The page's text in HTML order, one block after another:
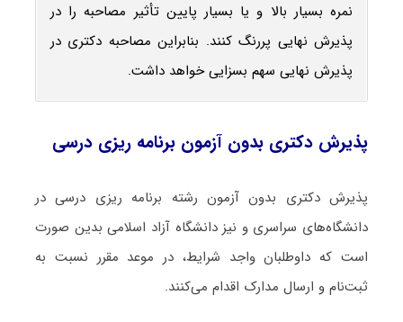
نمره بسیار بالا و یا بسیار پایین تأثیر مصاحبه را در
پذیرش نهایی پررنگ کنند. بنابراین مصاحبه دکتری در
پذیرش نهایی سهم بسزایی خواهد داشت.
پذیرش دکتری بدون آزمون برنامه ‌ریزی درسی
پذیرش دکتری بدون آزمون رشته برنامه ‌ریزی درسی در
دانشگاه‌های سراسری و نیز دانشگاه آزاد اسلامی بدین صورت
است که داوطلبان واجد شرایط، در موعد مقرر نسبت به
ثبت‌نام و ارسال مدارک اقدام می‌کنند.